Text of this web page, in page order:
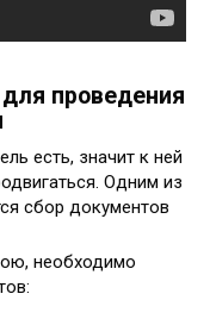
проведения
есть, значит к ней
Одним из
сбор документов
необходимо